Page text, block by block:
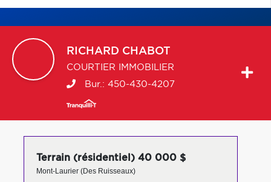
RICHARD CHABOT
COURTIER IMMOBILIER
Bur.: 450-430-4207
Terrain (résidentiel) 40 000 $
Mont-Laurier (Des Ruisseaux)